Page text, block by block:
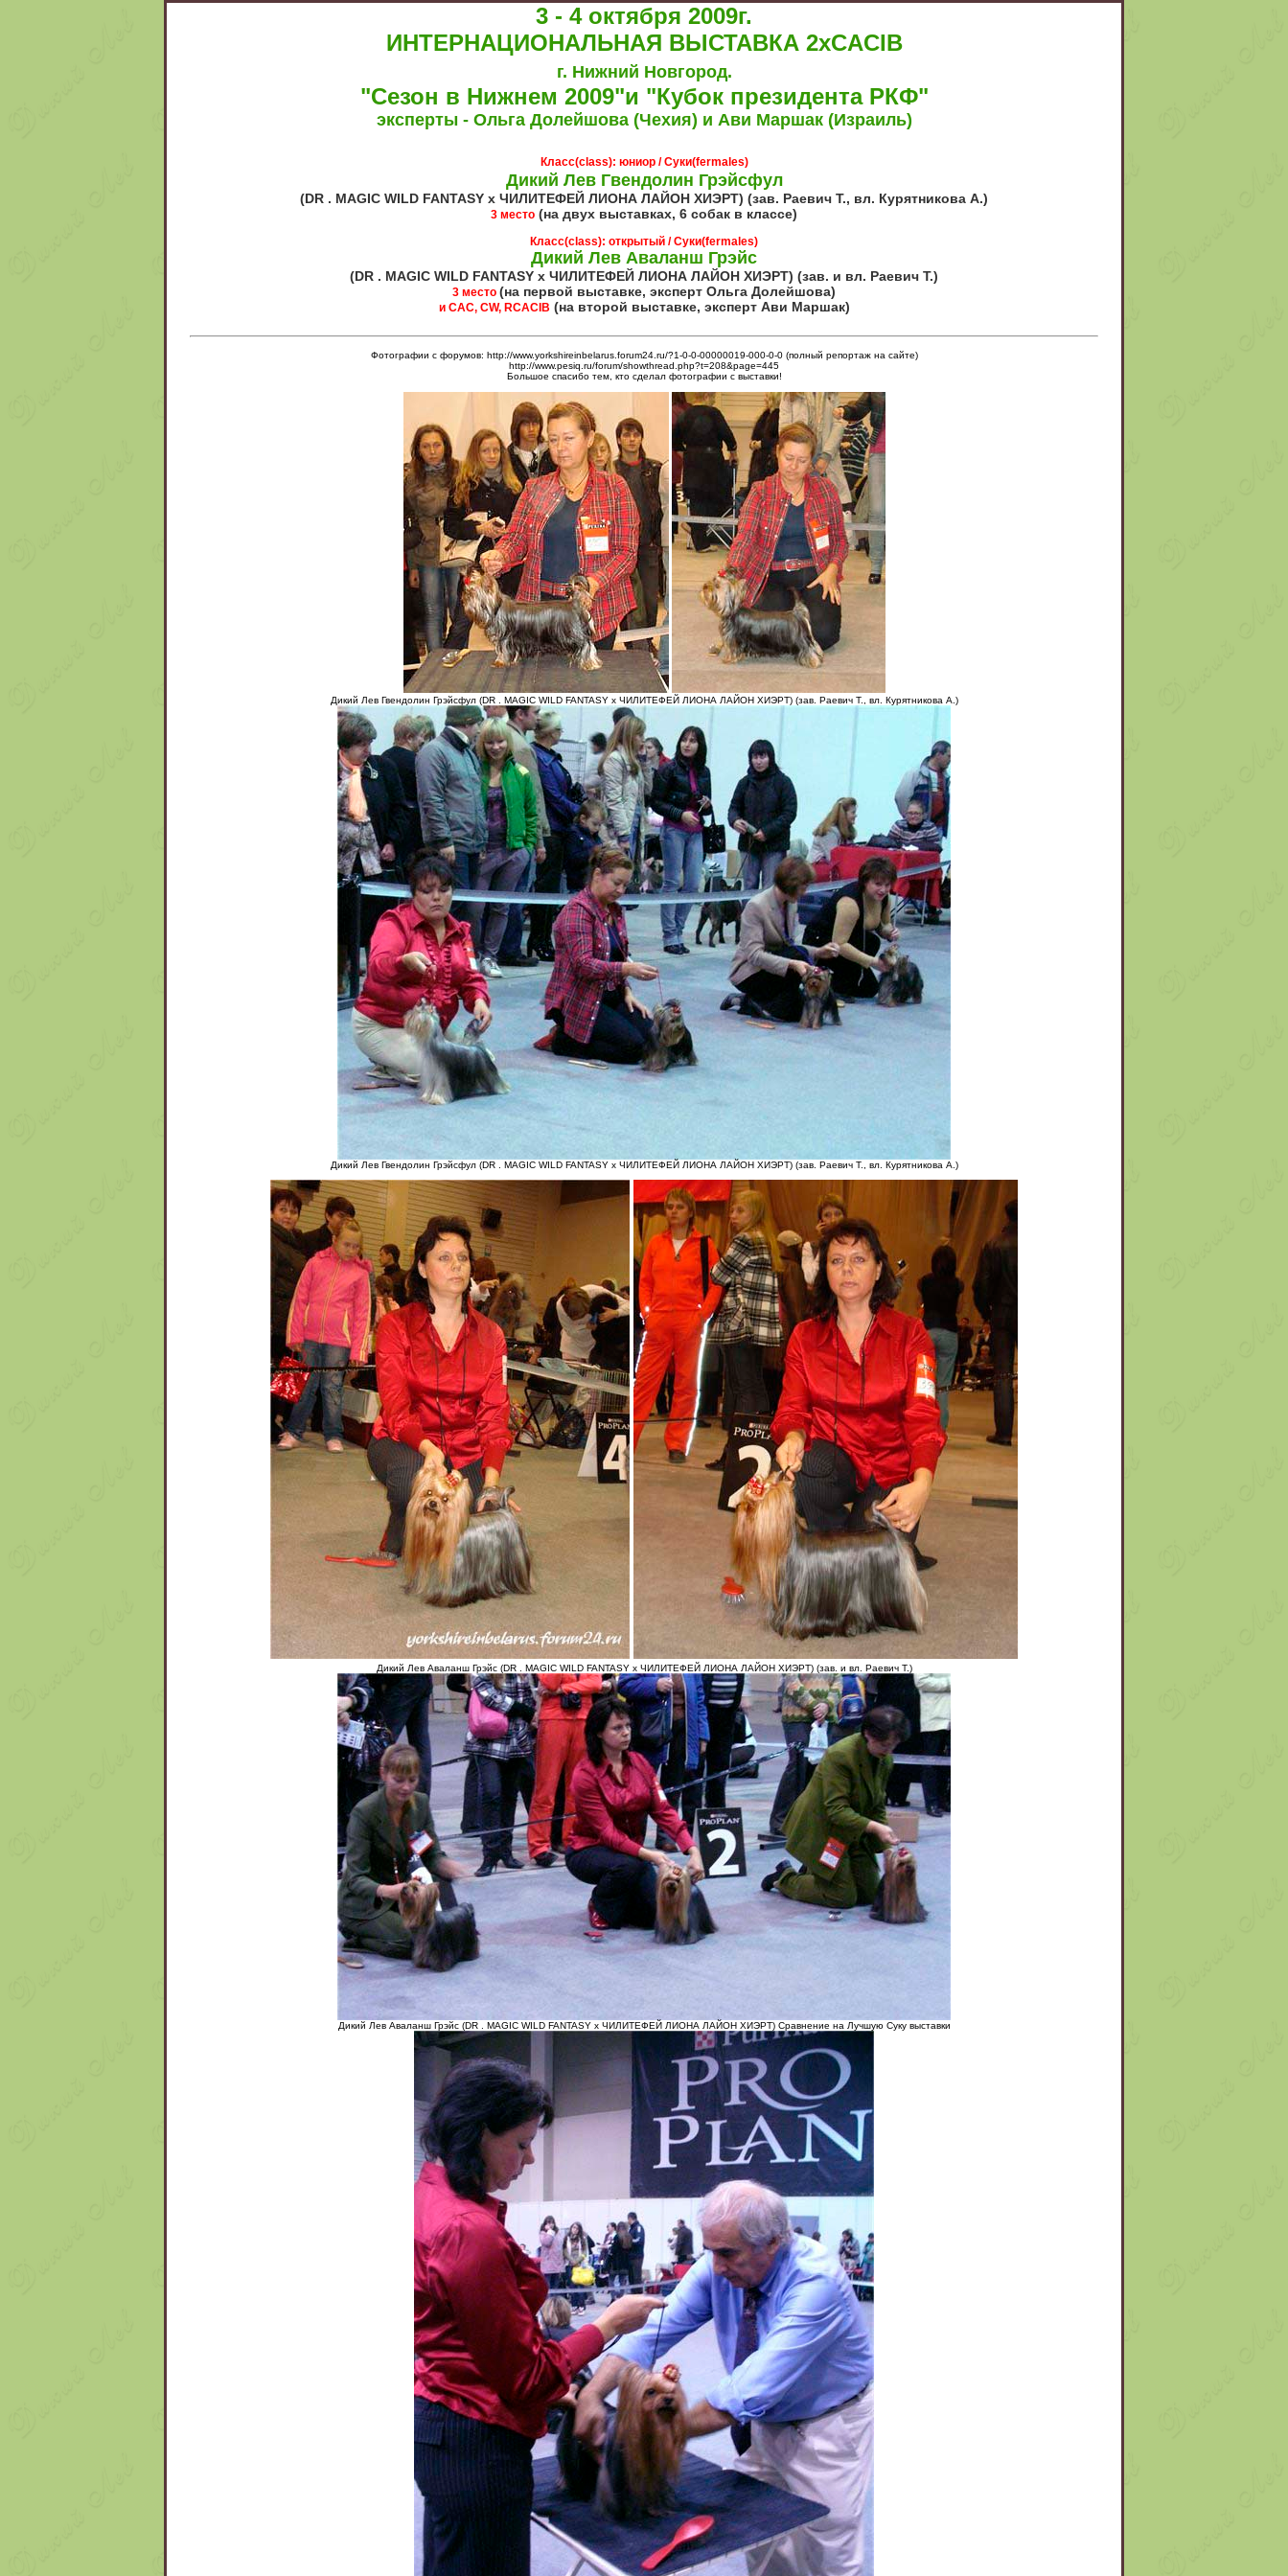
3 - 4 октября 2009г.
ИНТЕРНАЦИОНАЛЬНАЯ ВЫСТАВКА 2хCACIB
г. Нижний Новгород.
"Сезон в Нижнем 2009"и "Кубок президента РКФ"
эксперты - Ольга Долейшова (Чехия) и Ави Маршак (Израиль)
Класс(class): юниор / Суки(fermales)
Дикий Лев Гвендолин Грэйсфул
(DR . MAGIC WILD FANTASY х ЧИЛИТЕФЕЙ ЛИОНА ЛАЙОН ХИЭРТ) (зав. Раевич Т., вл. Курятникова А.)
3 место (на двух выставках, 6 собак в классе)
Класс(class): открытый / Суки(fermales)
Дикий Лев Аваланш Грэйс
(DR . MAGIC WILD FANTASY х ЧИЛИТЕФЕЙ ЛИОНА ЛАЙОН ХИЭРТ) (зав. и вл. Раевич Т.)
3 место (на первой выставке, эксперт Ольга Долейшова)
и САС, CW, RCACIB (на второй выставке, эксперт Ави Маршак)
Фотографии с форумов: http://www.yorkshireinbelarus.forum24.ru/?1-0-0-00000019-000-0-0 (полный репортаж на сайте)
http://www.pesiq.ru/forum/showthread.php?t=208&page=445
Большое спасибо тем, кто сделал фотографии с выставки!
Дикий Лев Гвендолин Грэйсфул (DR . MAGIC WILD FANTASY х ЧИЛИТЕФЕЙ ЛИОНА ЛАЙОН ХИЭРТ) (зав. Раевич Т., вл. Курятникова А.)
Дикий Лев Гвендолин Грэйсфул (DR . MAGIC WILD FANTASY х ЧИЛИТЕФЕЙ ЛИОНА ЛАЙОН ХИЭРТ) (зав. Раевич Т., вл. Курятникова А.)
Дикий Лев Аваланш Грэйс (DR . MAGIC WILD FANTASY х ЧИЛИТЕФЕЙ ЛИОНА ЛАЙОН ХИЭРТ) (зав. и вл. Раевич Т.)
Дикий Лев Аваланш Грэйс (DR . MAGIC WILD FANTASY х ЧИЛИТЕФЕЙ ЛИОНА ЛАЙОН ХИЭРТ) Сравнение на Лучшую Суку выставки